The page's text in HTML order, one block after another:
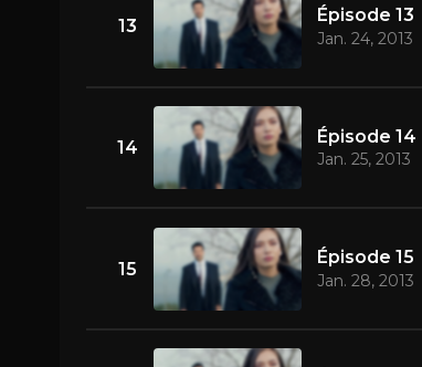
13
Épisode 13
Jan. 24, 2013
14
Épisode 14
Jan. 25, 2013
15
Épisode 15
Jan. 28, 2013